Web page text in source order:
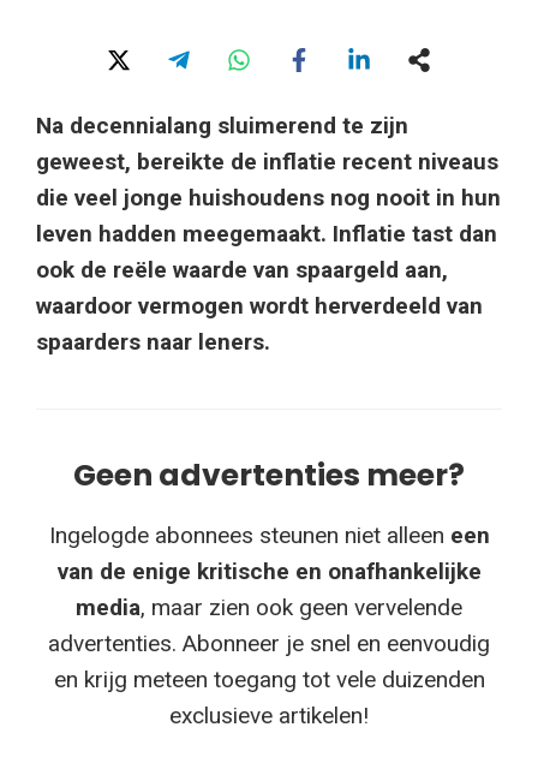
Na decennialang sluimerend te zijn
geweest, bereikte de inflatie recent niveaus
die veel jonge huishoudens nog nooit in hun
leven hadden meegemaakt. Inflatie tast dan
ook de reële waarde van spaargeld aan,
waardoor vermogen wordt herverdeeld van
spaarders naar leners.
Geen advertenties meer?
Ingelogde abonnees steunen niet alleen een
van de enige kritische en onafhankelijke
media, maar zien ook geen vervelende
advertenties. Abonneer je snel en eenvoudig
en krijg meteen toegang tot vele duizenden
exclusieve artikelen!